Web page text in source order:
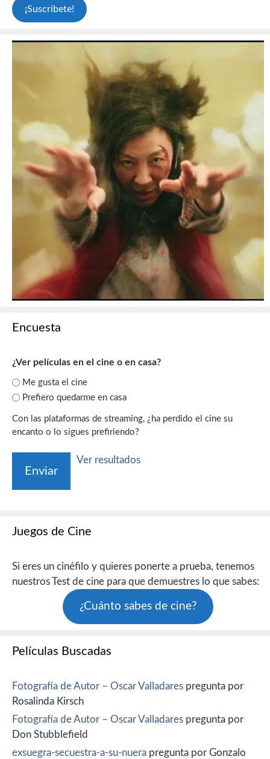
Encuesta
¿Ver películas en el cine o en casa?
Me gusta el cine
Prefiero quedarme en casa
Con las plataformas de streaming, ¿ha perdido el cine su
encanto o lo sigues prefiriendo?
Ver resultados
Juegos de Cine
Si eres un cinéfilo y quieres ponerte a prueba, tenemos
nuestros Test de cine para que demuestres lo que sabes:
¿Cuánto sabes de cine?
Películas Buscadas
Fotografía de Autor – Oscar Valladares pregunta por
Rosalinda Kirsch
Fotografía de Autor – Oscar Valladares pregunta por
Don Stubblefield
exsuegra-secuestra-a-su-nuera pregunta por Gonzalo